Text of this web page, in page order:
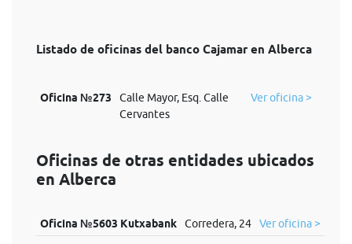
Listado de oficinas del banco Cajamar en Alberca
Oficina №273
Calle Mayor, Esq. Calle
Cervantes
Ver oficina >
Oficinas de otras entidades ubicados
en Alberca
Oficina №5603 Kutxabank Corredera, 24 Ver oficina >